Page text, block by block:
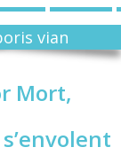
vian
Mort,